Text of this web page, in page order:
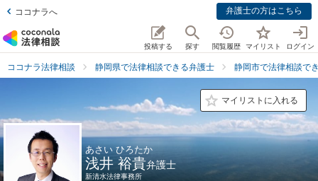
ココナラへ 弁護士の方はこちら
投稿する 探す 閲覧履歴 マイリスト ログイン
ココナラ法律相談 静岡県で法律相談できる弁護士 静岡市で法律相談で
マイリストに入れる
あさい ひろたか
浅井 裕貴弁護士
新清水法律事務所